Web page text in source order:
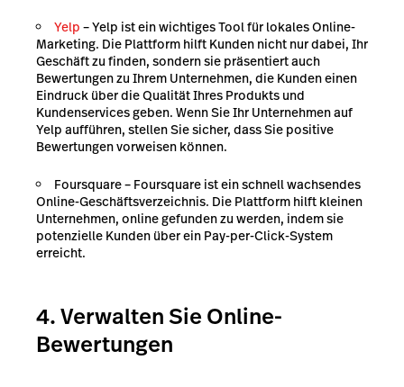
Yelp – Yelp ist ein wichtiges Tool für lokales Online-
Marketing. Die Plattform hilft Kunden nicht nur dabei, Ihr
Geschäft zu finden, sondern sie präsentiert auch
Bewertungen zu Ihrem Unternehmen, die Kunden einen
Eindruck über die Qualität Ihres Produkts und
Kundenservices geben. Wenn Sie Ihr Unternehmen auf
Yelp aufführen, stellen Sie sicher, dass Sie positive
Bewertungen vorweisen können.
Foursquare– Foursquare ist ein schnell wachsendes
Online-Geschäftsverzeichnis. Die Plattform hilft kleinen
Unternehmen, online gefunden zu werden, indem sie
potenzielle Kunden über ein Pay-per-Click-System
erreicht.
4. Verwalten Sie Online-
Bewertungen